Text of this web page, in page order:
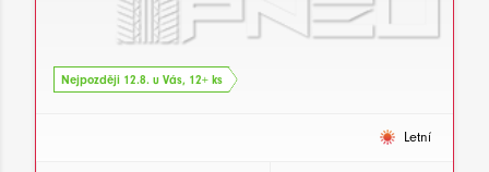
Nejpozději 12.8. u Vás, 12+ ks
Letní